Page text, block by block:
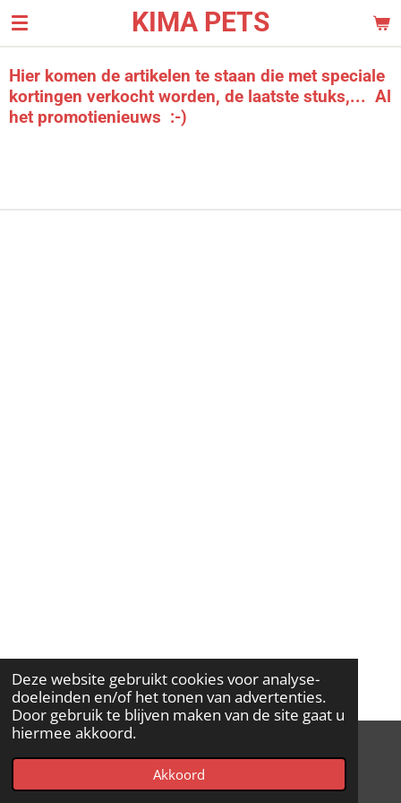
Deze website gebruikt cookies voor analyse-
doeleinden en/of het tonen van advertenties.
Door gebruik te blijven maken van de site gaat u
hiermee akkoord.
Akkoord
Ga
direct
de
hoofdinhoud
KIMA PETS
Hier komen de artikelen te staan die met speciale
kortingen verkocht worden, de laatste stuks,... Al
het promotienieuws :-)